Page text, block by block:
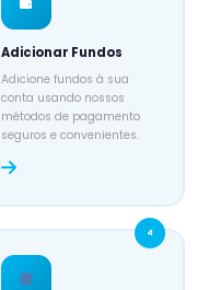
Adicionar Fundos
Adicione fundos à sua
conta usando nossos
métodos de pagamento
seguros e convenientes.
4